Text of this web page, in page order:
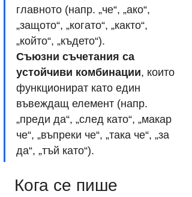
главното (напр. „че“, „ако“,
„защото“, „когато“, „както“,
„който“, „където“).
Съюзни съчетания са
устойчиви комбинации, които
функционират като един
въвеждащ елемент (напр.
„преди да“, „след като“, „макар
че“, „въпреки че“, „така че“, „за
да“, „тъй като“).
Кога се пише